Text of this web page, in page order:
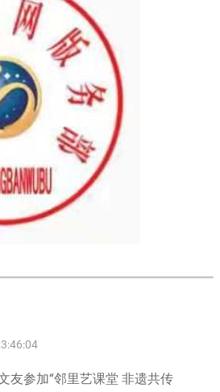
友参加“邻里艺课堂 非遗共传